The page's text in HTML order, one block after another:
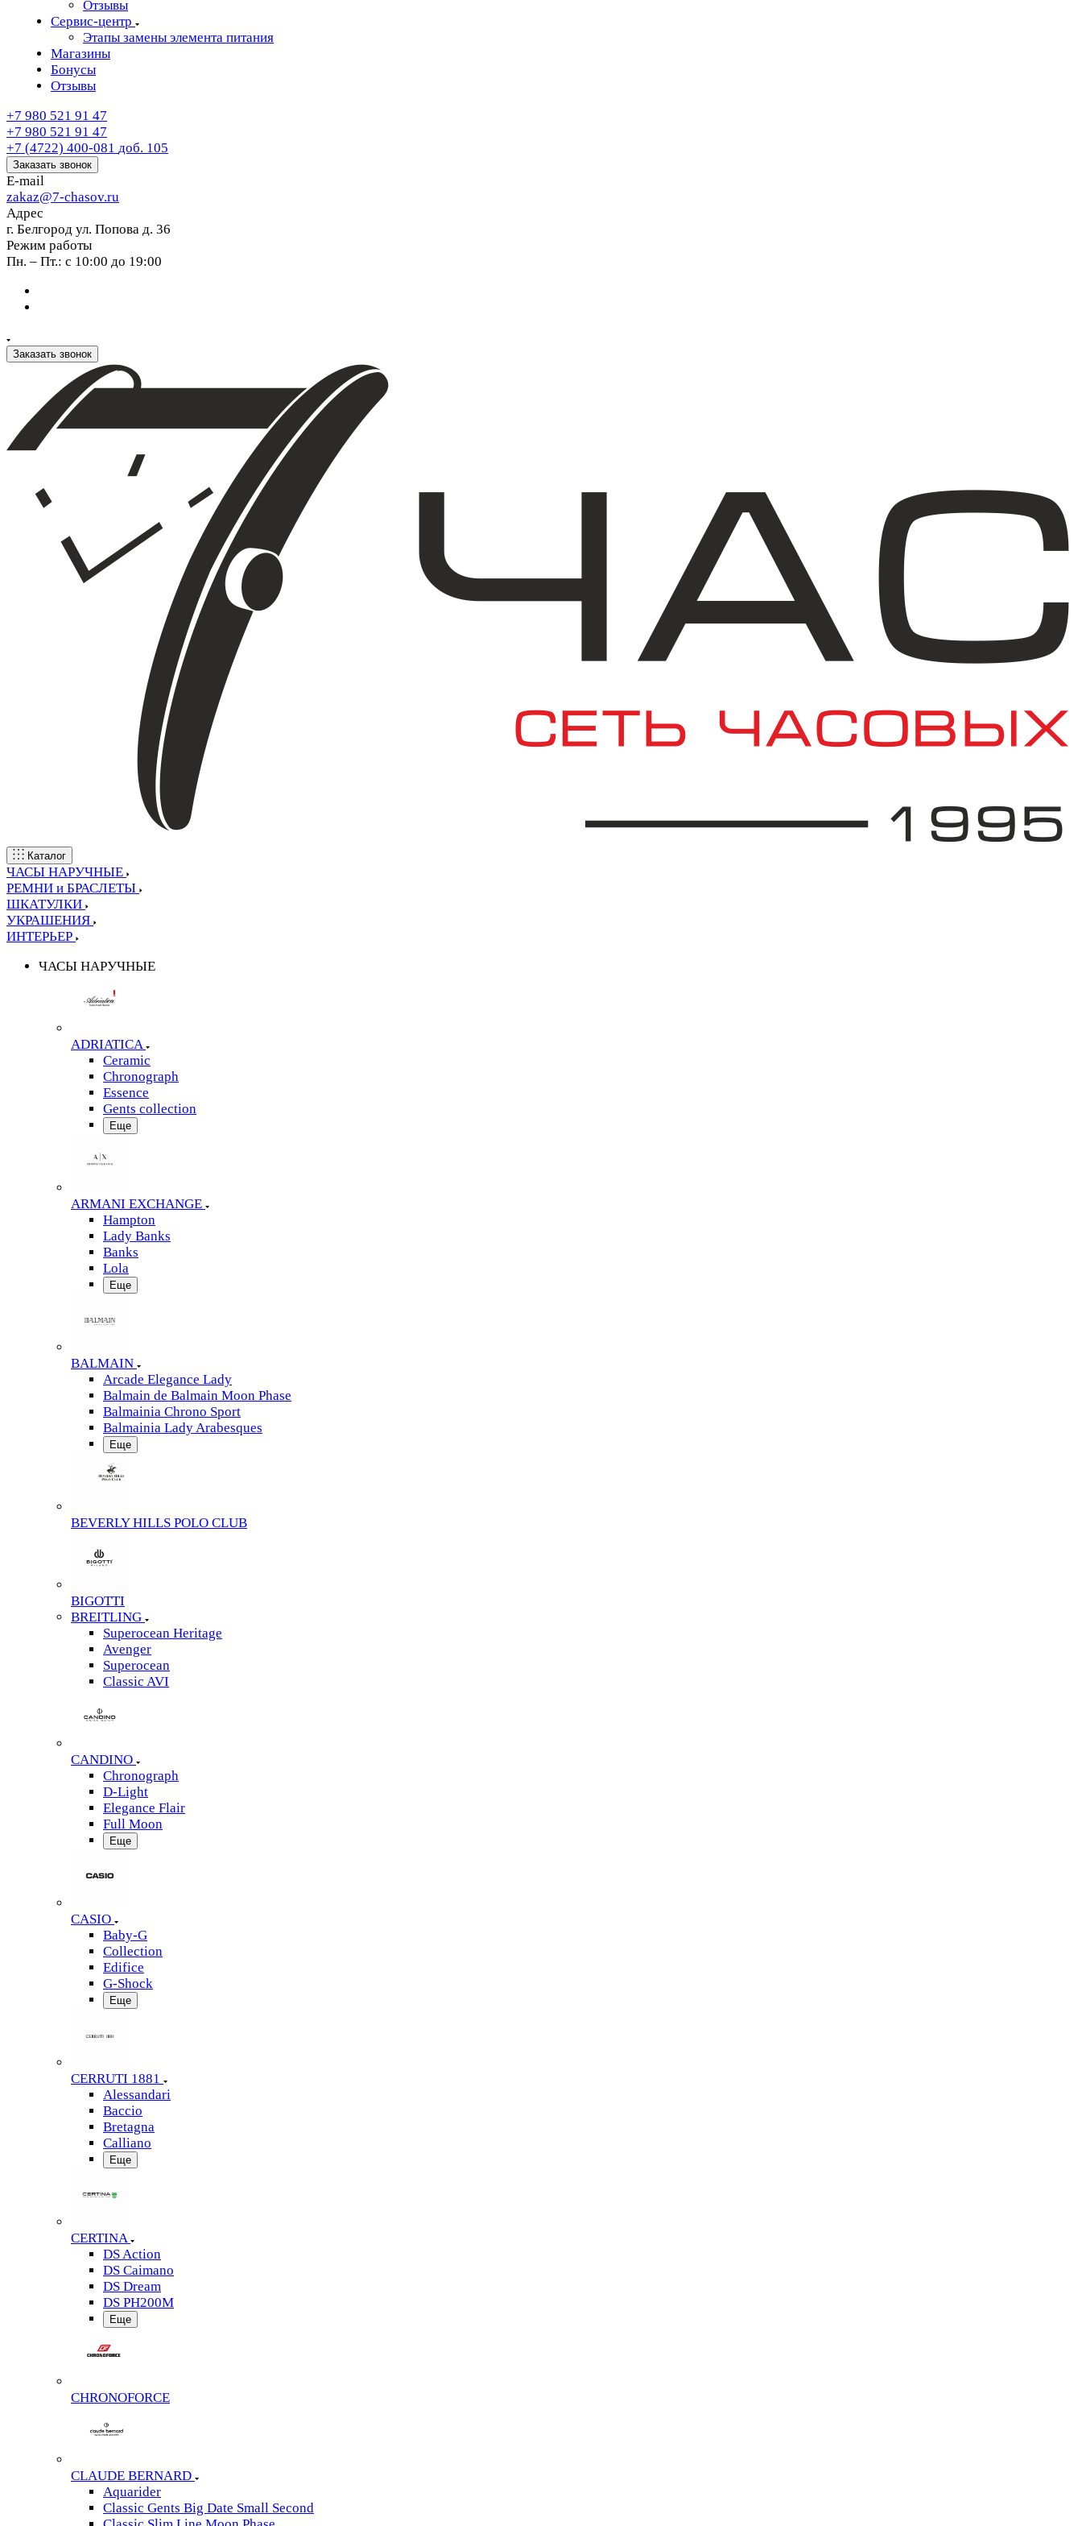
Отзывы
Сервис-центр
Этапы замены элемента питания
Магазины
Бонусы
Отзывы
+7 980 521 91 47
+7 980 521 91 47
+7 (4722) 400-081 доб. 105
Заказать звонок
E-mail
zakaz@7-chasov.ru
Адрес
г. Белгород ул. Попова д. 36
Режим работы
Пн. – Пт.: с 10:00 до 19:00
Заказать звонок
Каталог
ЧАСЫ НАРУЧНЫЕ
РЕМНИ и БРАСЛЕТЫ
ШКАТУЛКИ
УКРАШЕНИЯ
ИНТЕРЬЕР
ЧАСЫ НАРУЧНЫЕ
ADRIATICA
Ceramic
Chronograph
Essence
Gents collection
Еще
ARMANI EXCHANGE
Hampton
Lady Banks
Banks
Lola
Еще
BALMAIN
Arcade Elegance Lady
Balmain de Balmain Moon Phase
Balmainia Chrono Sport
Balmainia Lady Arabesques
Еще
BEVERLY HILLS POLO CLUB
BIGOTTI
BREITLING
Superocean Heritage
Avenger
Superocean
Classic AVI
CANDINO
Chronograph
D-Light
Elegance Flair
Full Moon
Еще
CASIO
Baby-G
Collection
Edifice
G-Shock
Еще
CERRUTI 1881
Alessandari
Baccio
Bretagna
Calliano
Еще
CERTINA
DS Action
DS Caimano
DS Dream
DS PH200M
Еще
CHRONOFORCE
CLAUDE BERNARD
Aquarider
Classic Gents Big Date Small Second